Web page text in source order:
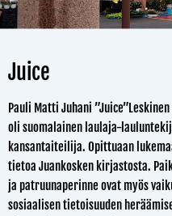
Juice
Pauli Matti Juhani
oli suomalainen laulaja-
kansantaiteilija. Opittuaan
tietoa Juankosken kirjastosta.
ja patruunaperinne ovat myös
sosiaalisen tietoisuuden